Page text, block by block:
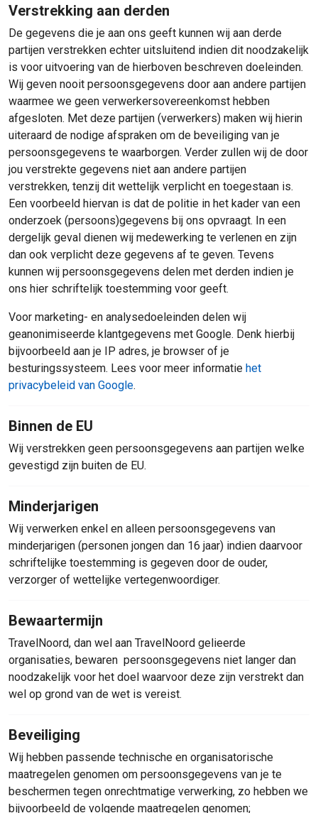
Verstrekking aan derden
De gegevens die je aan ons geeft kunnen wij aan derde
partijen verstrekken echter uitsluitend indien dit noodzakelijk
is voor uitvoering van de hierboven beschreven doeleinden.
Wij geven nooit persoonsgegevens door aan andere partijen
waarmee we geen verwerkersovereenkomst hebben
afgesloten. Met deze partijen (verwerkers) maken wij hierin
uiteraard de nodige afspraken om de beveiliging van je
persoonsgegevens te waarborgen. Verder zullen wij de door
jou verstrekte gegevens niet aan andere partijen
verstrekken, tenzij dit wettelijk verplicht en toegestaan is.
Een voorbeeld hiervan is dat de politie in het kader van een
onderzoek (persoons)gegevens bij ons opvraagt. In een
dergelijk geval dienen wij medewerking te verlenen en zijn
dan ook verplicht deze gegevens af te geven. Tevens
kunnen wij persoonsgegevens delen met derden indien je
ons hier schriftelijk toestemming voor geeft.
Voor marketing- en analysedoeleinden delen wij
geanonimiseerde klantgegevens met Google. Denk hierbij
bijvoorbeeld aan je IP adres, je browser of je
besturingssysteem. Lees voor meer informatie het
privacybeleid van Google.
Binnen de EU
Wij verstrekken geen persoonsgegevens aan partijen welke
gevestigd zijn buiten de EU.
Minderjarigen
Wij verwerken enkel en alleen persoonsgegevens van
minderjarigen (personen jongen dan 16 jaar) indien daarvoor
schriftelijke toestemming is gegeven door de ouder,
verzorger of wettelijke vertegenwoordiger.
Bewaartermijn
TravelNoord, dan wel aan TravelNoord gelieerde
organisaties, bewaren persoonsgegevens niet langer dan
noodzakelijk voor het doel waarvoor deze zijn verstrekt dan
wel op grond van de wet is vereist.
Beveiliging
Wij hebben passende technische en organisatorische
maatregelen genomen om persoonsgegevens van je te
beschermen tegen onrechtmatige verwerking, zo hebben we
bijvoorbeeld de volgende maatregelen genomen;